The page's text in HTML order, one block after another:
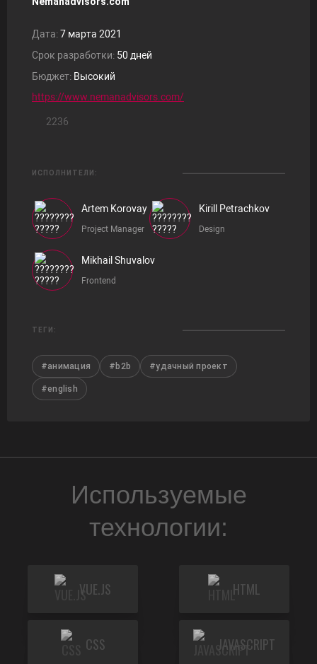
Дата:7 марта 2021
Срок разработки: 50 дней
Бюджет: Высокий
https://www.nemanadvisors.com/
2236
ИСПОЛНИТЕЛИ:
Artem Korovay
Project Manager
Kirill Petrachkov
Design
Mikhail Shuvalov
Frontend
ТЕГИ:
#анимация #b2b #удачный проект
#english
Используемые
технологии:
VUE.JS HTML
CSS JAVASCRIPT